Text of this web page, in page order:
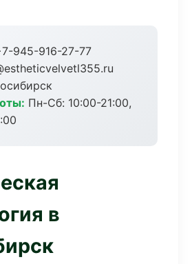
945-916-27-77
Пн-Сб: 10:00-21:00,
в